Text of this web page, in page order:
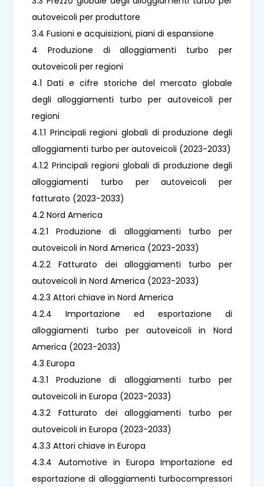
autoveicoli per produttore
3.4 Fusioni e acquisizioni, piani di espansione
4 Produzione di alloggiamenti turbo per
autoveicoli per regioni
4.1 Dati e cifre storiche del mercato globale
degli alloggiamenti turbo per autoveicoli per
regioni
4.1.1 Principali regioni globali di produzione degli
alloggiamenti turbo per autoveicoli (2023-2033)
4.1.2 Principali regioni globali di produzione degli
alloggiamenti turbo per autoveicoli per
fatturato (2023-2033)
4.2 Nord America
4.2.1 Produzione di alloggiamenti turbo per
autoveicoli in Nord America (2023-2033)
4.2.2 Fatturato dei alloggiamenti turbo per
autoveicoli in Nord America (2023-2033)
4.2.3 Attori chiave in Nord America
4.2.4 Importazione ed esportazione di
alloggiamenti turbo per autoveicoli in Nord
America (2023-2033)
4.3 Europa
4.3.1 Produzione di alloggiamenti turbo per
autoveicoli in Europa (2023-2033)
4.3.2 Fatturato dei alloggiamenti turbo per
autoveicoli in Europa (2023-2033)
4.3.3 Attori chiave in Europa
4.3.4 Automotive in Europa Importazione ed
esportazione di alloggiamenti turbocompressori